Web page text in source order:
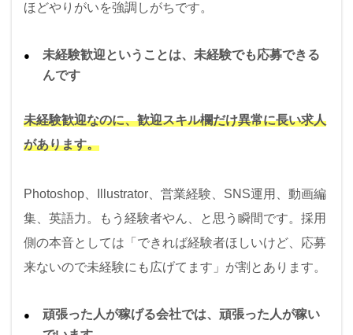
ほどやりがいを強調しがちです。
未経験歓迎ということは、未経験でも応募できる
んです
未経験歓迎なのに、歓迎スキル欄だけ異常に長い求人
があります。
Photoshop、Illustrator、営業経験、SNS運用、動画編
集、英語力。もう経験者やん、と思う瞬間です。採用
側の本音としては「できれば経験者ほしいけど、応募
来ないので未経験にも広げてます」が割とあります。
頑張った人が稼げる会社では、頑張った人が稼い